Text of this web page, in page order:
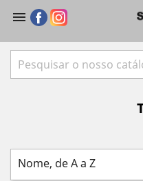

Nome, de A a Z